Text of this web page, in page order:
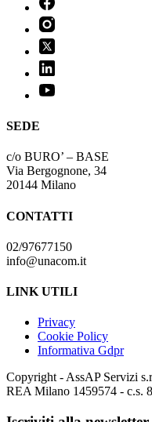
SEDE
c/o BURO’ – BASE
Via Bergognone, 34
20144 Milano
CONTATTI
02/97677150
info@unacom.it
LINK UTILI
Privacy
Cookie Policy
Informativa Gdpr
Copyright - AssAP Servizi
REA Milano 1459574 - c.s.